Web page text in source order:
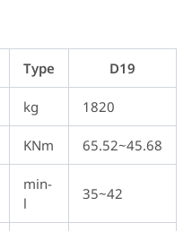
Type D19
kg 1820
KNm 65.52~45.68
min-
l
35~42